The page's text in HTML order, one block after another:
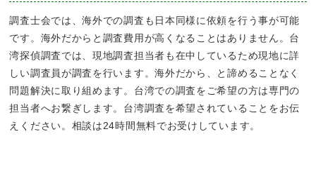
調査士会では、海外での調査も日本同様に依頼を行う事が可能
です。海外だからと調査費用が高くなることはありません。台
湾探偵調査では、現地調査担当者も在中しているため現地に詳
しい調査員が調査を行います。海外だから、と諦めることなく
問題解決に取り組めます。台湾での調査をご希望の方は専門の
担当者へお繋ぎします。台湾調査を希望されていることをお伝
えください。相談は24時間無料でお受けしています。